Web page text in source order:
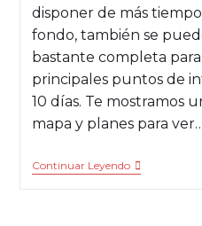
disponer de más
fondo, también se
bastante completa
principales puntos de
10 días. Te mostramos
mapa y planes para
Continuar Leyendo